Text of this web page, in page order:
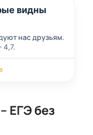
видны
нас друзьям.
4,7.
ЕГЭ без